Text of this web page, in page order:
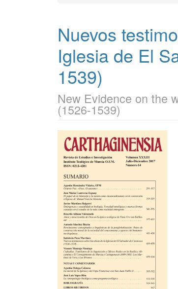
Nuevos
Iglesia de El
1539)
New Evidence on the
(1526-1539)